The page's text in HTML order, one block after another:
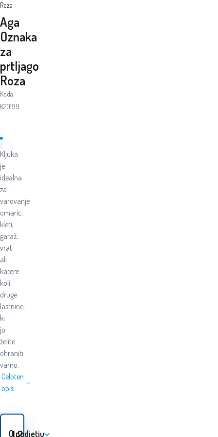
Roza
Aga
Oznaka
za
prtljago
Roza
Koda:
K20199
Kljuka
je
idealna
za
varovanje
omaric,
kleti,
garaž,
vrat
ali
katere
koli
druge
lastnine,
ki
jo
želite
ohraniti
varno.
Celoten
opis
O podjetju